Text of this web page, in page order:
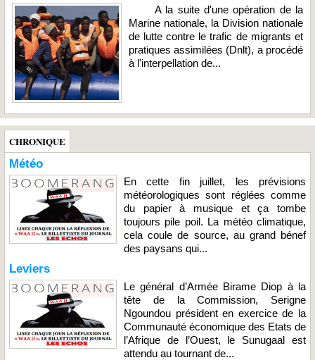
A la suite d'une opération de la
Marine nationale, la Division nationale
de lutte contre le trafic de migrants et
pratiques assimilées (Dnlt), a procédé
à l'interpellation de...
CHRONIQUE
Météo
En cette fin juillet, les prévisions
météorologiques sont réglées comme
du papier à musique et ça tombe
toujours pile poil. La météo climatique,
cela coule de source, au grand bénef
des paysans qui...
Leviers
Le général d’Armée Birame Diop à la
tête de la Commission, Serigne
Ngoundou président en exercice de la
Communauté économique des Etats de
l’Afrique de l’Ouest, le Sunugaal est
attendu au tournant de...